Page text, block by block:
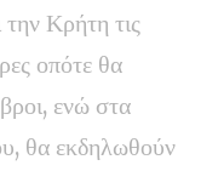
Κρήτη τις
οπότε θα
ενώ στα
θα εκδηλωθούν